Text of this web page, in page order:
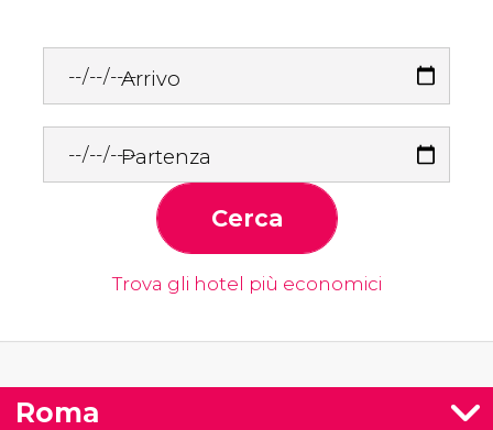
Arrivo
Partenza
Cerca
Trova gli hotel più economici
Roma